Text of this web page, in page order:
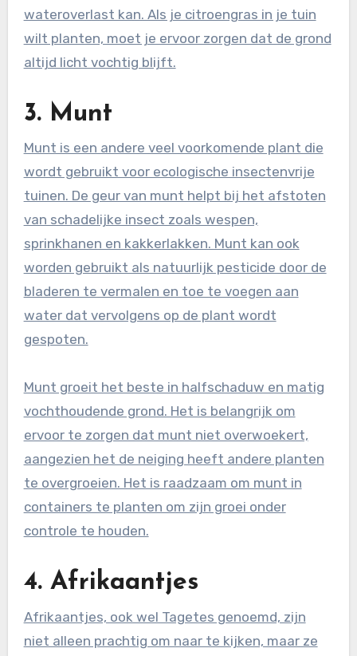
wateroverlast kan. Als je citroengras in je tuin
wilt planten, moet je ervoor zorgen dat de grond
altijd licht vochtig blijft.
3. Munt
Munt is een andere veel voorkomende plant die
wordt gebruikt voor ecologische insectenvrije
tuinen. De geur van munt helpt bij het afstoten
van schadelijke insect zoals wespen,
sprinkhanen en kakkerlakken. Munt kan ook
worden gebruikt als natuurlijk pesticide door de
bladeren te vermalen en toe te voegen aan
water dat vervolgens op de plant wordt
gespoten.
Munt groeit het beste in halfschaduw en matig
vochthoudende grond. Het is belangrijk om
ervoor te zorgen dat munt niet overwoekert,
aangezien het de neiging heeft andere planten
te overgroeien. Het is raadzaam om munt in
containers te planten om zijn groei onder
controle te houden.
4. Afrikaantjes
Afrikaantjes, ook wel Tagetes genoemd, zijn
niet alleen prachtig om naar te kijken, maar ze